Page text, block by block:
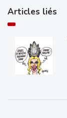
Articles liés